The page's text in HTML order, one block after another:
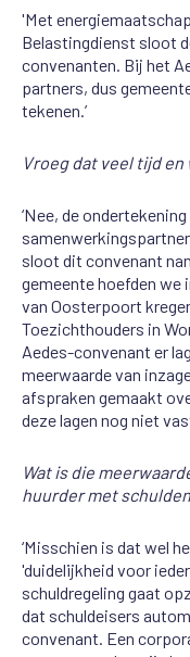
'Met
Belastingdienst sloot
convenanten. Bij het
partners, dus
tekenen.’
Vroeg dat veel tijd en
‘Nee, de
sloot dit convenant
gemeente hoefden we
van Oosterpoort
Toezichthouders in
Aedes-convenant er
meerwaarde van
afspraken gemaakt
deze lagen nog niet
Wat is die
huurder met
‘Misschien is dat wel
'duidelijkheid voor
schuldregeling gaat
dat schuldeisers
convenant. Een